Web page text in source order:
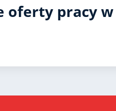
oferty pracy w